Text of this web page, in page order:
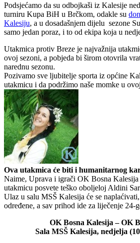
Podsjećamo da su odbojkaši iz Kalesije
turniru Kupa BiH u Brčkom, odakle su
Kalesiju, a u dosadašnjem dijelu sezone
samo jedan poraz, i to od ekipa koja u
Utakmica protiv Breze je najvažnija
ovoj sezoni, a pobjeda bi širom otovrila
narednu sezonu.
Pozivamo sve ljubitelje sporta iz općine
utakmicu i da podržimo naše momke u
Ova utakmica će biti i humanitarnog
Naime, Uprava i igrači OK Bosna
utakmicu posvete teško oboljeloj Aldini
Ulaz u salu MSŠ Kalesija će se
određene, a sav prihod ide za liječenje 24-
OK Bosna Kalesija – OK
Sala MSŠ Kalesija, nedjelja